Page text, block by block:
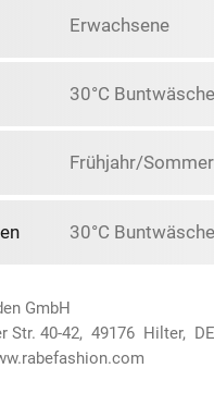
Erwachsene
30°C
Frühjahr/
30°C
GmbH
Str. 40-42, 49176 Hilter, DE